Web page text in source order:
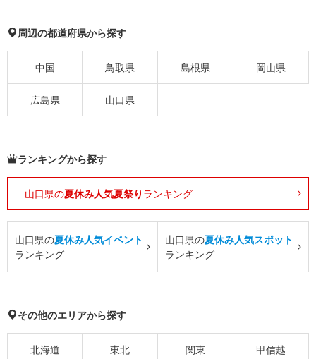
周辺の都道府県から探す
中国 鳥取県 島根県 岡山県
広島県 山口県
ランキングから探す
山口県の夏休み人気夏祭り ランキング
山口県の夏休み人気イベント
ランキング
山口県の夏休み人気スポット
ランキング
その他のエリアから探す
北海道 東北 関東 甲信越